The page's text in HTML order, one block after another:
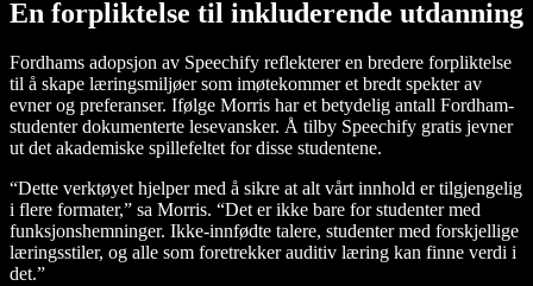
En forpliktelse til inkluderende utdanning
Fordhams adopsjon av Speechify reflekterer en bredere forpliktelse
til å skape læringsmiljøer som imøtekommer et bredt spekter av
evner og preferanser. Ifølge Morris har et betydelig antall Fordham-
studenter dokumenterte lesevansker. Å tilby Speechify gratis jevner
ut det akademiske spillefeltet for disse studentene.
“Dette verktøyet hjelper med å sikre at alt vårt innhold er tilgjengelig
i flere formater,” sa Morris. “Det er ikke bare for studenter med
funksjonshemninger. Ikke-innfødte talere, studenter med forskjellige
læringsstiler, og alle som foretrekker auditiv læring kan finne verdi i
det.”